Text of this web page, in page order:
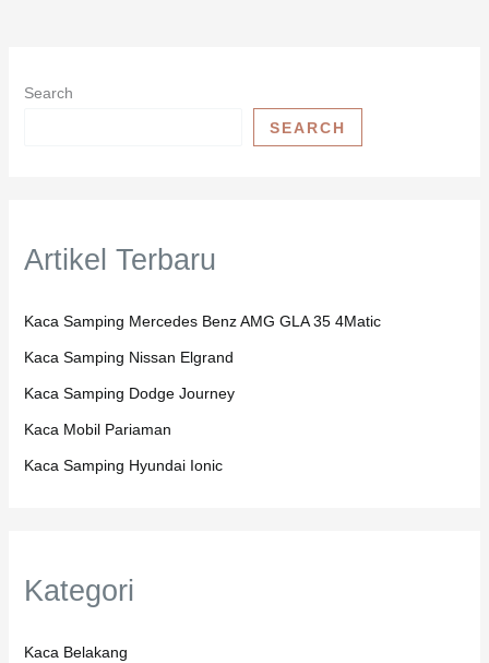
Search
SEARCH
Artikel Terbaru
Kaca Samping Mercedes Benz AMG GLA 35 4Matic
Kaca Samping Nissan Elgrand
Kaca Samping Dodge Journey
Kaca Mobil Pariaman
Kaca Samping Hyundai Ionic
Kategori
Kaca Belakang